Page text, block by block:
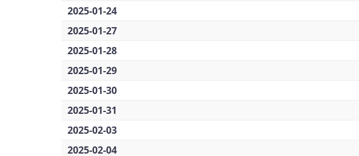
2025-01-24
2025-01-27
2025-01-28
2025-01-29
2025-01-30
2025-01-31
2025-02-03
2025-02-04